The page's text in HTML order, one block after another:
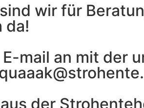
sind wir für
da!
mail an mit der
der